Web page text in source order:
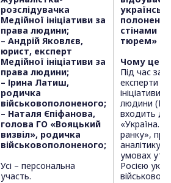
розслідувачка
Медійної ініціативи за
права людини;
– Андрій Яковлєв,
юрист, експерт
Медійної ініціативи за
права людини;
– Ірина Латиш,
родичка
військовополоненого;
– Наталя Єпіфанова,
голова ГО «Вояцький
визвіл», родичка
військовополоненого;
Усі – персональна
участь.
стінами
тюрем»
Чому це
Під час
експерти
ініціативи
людини
входить до
«Україна.
ранку»,
аналітику
умовах
Росією